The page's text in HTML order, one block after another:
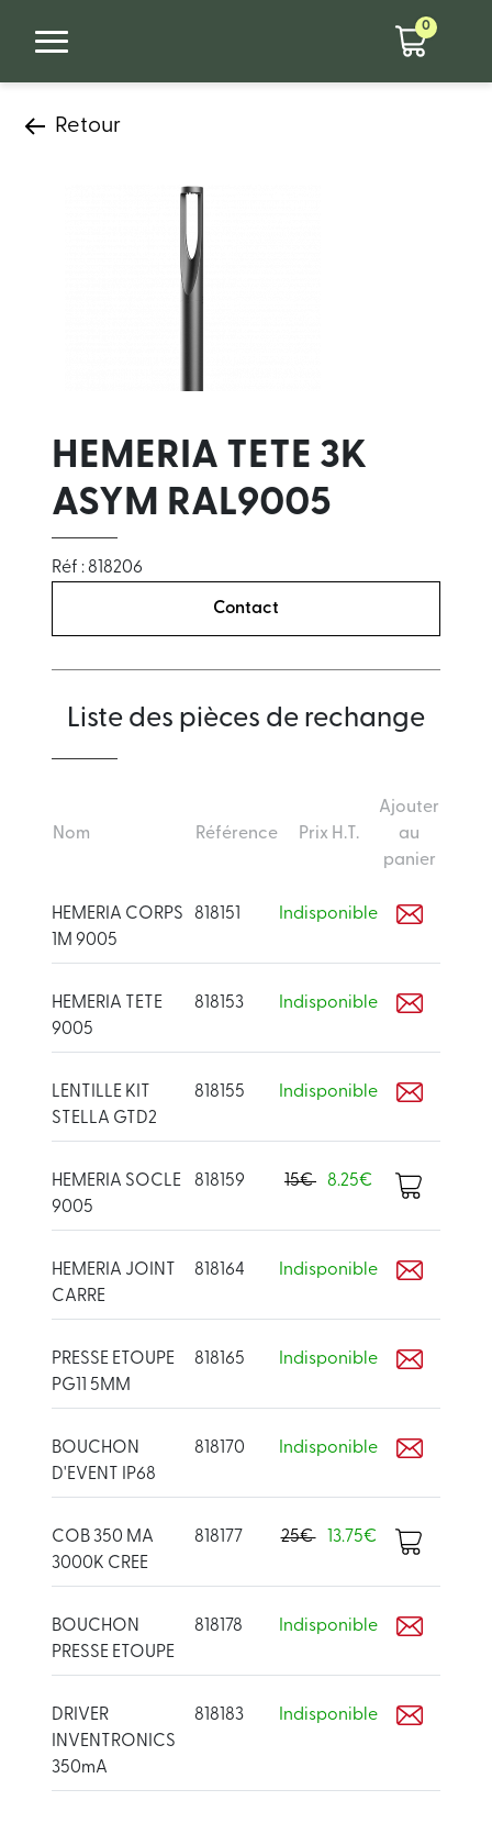
0
Retour
HEMERIA TETE 3K
ASYM RAL9005
Réf : 818206
Contact
Liste des pièces de rechange
Nom Référence Prix H.T.
Ajouter
au
panier
HEMERIA CORPS
1M 9005
818151 Indisponible
HEMERIA TETE
9005
818153 Indisponible
LENTILLE KIT
STELLA GTD2
818155 Indisponible
HEMERIA SOCLE
9005
818159 15€ 8.25€
HEMERIA JOINT
CARRE
818164 Indisponible
PRESSE ETOUPE
PG11 5MM
818165 Indisponible
BOUCHON
D'EVENT IP68
818170 Indisponible
COB 350 MA
3000K CREE
818177 25€ 13.75€
BOUCHON
PRESSE ETOUPE
818178 Indisponible
DRIVER
INVENTRONICS
350mA
818183 Indisponible